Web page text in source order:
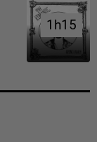
1h15
1h15